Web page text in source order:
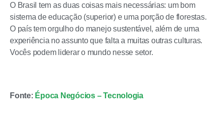
O Brasil tem as duas coisas mais necessárias: um bom
sistema de educação (superior) e uma porção de florestas.
O país tem orgulho do manejo sustentável, além de uma
experiência no assunto que falta a muitas outras culturas.
Vocês podem liderar o mundo nesse setor.
Fonte: Época Negócios – Tecnologia